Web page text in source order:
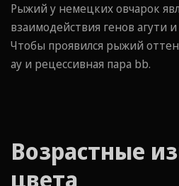
Рыжий у немецких овчарок
взаимодействия генов агути
Чтобы проявился рыжий
ay и рецессивная пара bb.
Возрастные
цвета